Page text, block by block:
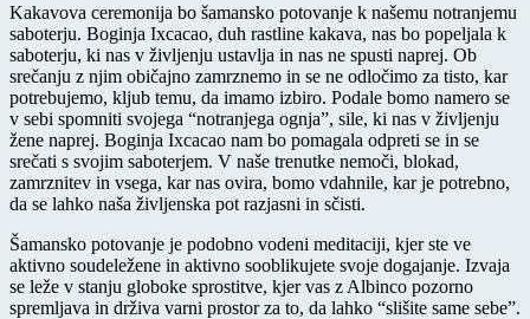
Kakavova ceremonija bo šamansko potovanje k našemu notranjemu
saboterju. Boginja Ixcacao, duh rastline kakava, nas bo popeljala k
saboterju, ki nas v življenju ustavlja in nas ne spusti naprej. Ob
srečanju z njim običajno zamrznemo in se ne odločimo za tisto, kar
potrebujemo, kljub temu, da imamo izbiro. Podale bomo namero se
v sebi spomniti svojega “notranjega ognja”, sile, ki nas v življenju
žene naprej. Boginja Ixcacao nam bo pomagala odpreti se in se
srečati s svojim saboterjem. V naše trenutke nemoči, blokad,
zamrznitev in vsega, kar nas ovira, bomo vdahnile, kar je potrebno,
da se lahko naša življenska pot razjasni in sčisti.
Šamansko potovanje je podobno vodeni meditaciji, kjer ste ve
aktivno soudeležene in aktivno sooblikujete svoje dogajanje. Izvaja
se leže v stanju globoke sprostitve, kjer vas z Albinco pozorno
spremljava in drživa varni prostor za to, da lahko “slišite same sebe”.